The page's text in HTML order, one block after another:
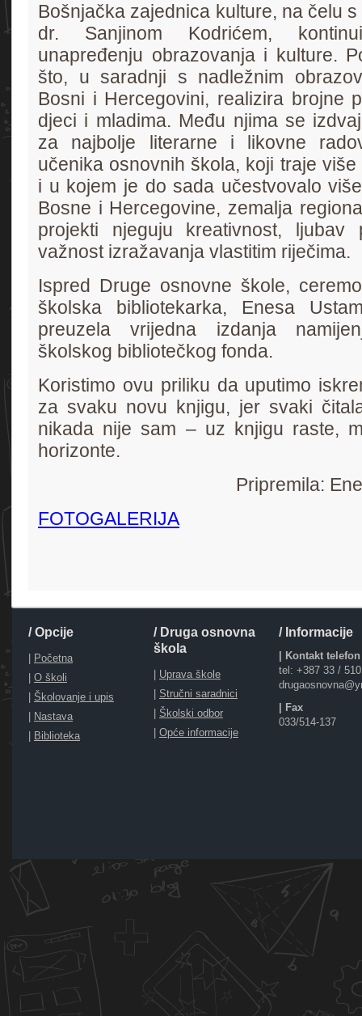
Bošnjačka zajednica kulture, na čelu
dr. Sanjinom Kodrićem,
unapređenju obrazovanja i kulture.
što, u saradnji s nadležnim
Bosni i Hercegovini, realizira brojne
djeci i mladima. Među njima se
za najbolje literarne i likovne
učenika osnovnih škola, koji traje
i u kojem je do sada učestvovalo
Bosne i Hercegovine, zemalja
projekti njeguju kreativnost, ljubav
važnost izražavanja vlastitim riječima.
Ispred Druge osnovne škole,
školska bibliotekarka, Enesa
preuzela vrijedna izdanja
školskog bibliotečkog fonda.
Koristimo ovu priliku da uputimo
za svaku novu knjigu, jer svaki
nikada nije sam – uz knjigu raste,
horizonte.
Pripremila:
FOTOGALERIJA
/ Opcije
Početna
O školi
Školovanje i upis
Nastava
Biblioteka
/ Druga osnovna
škola
Uprava škole
Stručni saradnici
Školski odbor
Opće informacije
/ Informacije
| Kontakt telefon
tel: +387 33 /
| Fax
033/514-137